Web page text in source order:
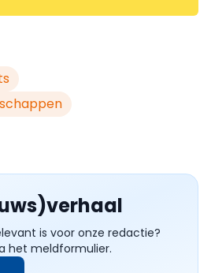
is voor onze redactie?
het meldformulier.